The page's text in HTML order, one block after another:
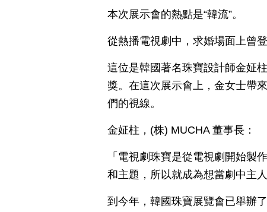
本次展示會的熱點是“韓流”。
從熱播電視劇中，求婚場面上曾
這位是韓國著名珠寶設計師金姃
獎。在這次展示會上，金女士帶
們的視線。
金姃柱，(株) MUCHA 董事長：
「電視劇珠寶是從電視劇開始製
和主題，所以就成為想當劇中主
到今年，韓國珠寶展覽會已舉辦